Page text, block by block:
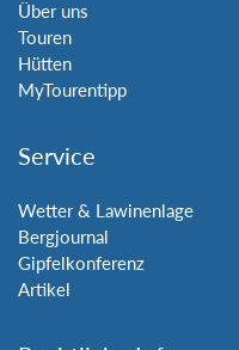
Über uns
Touren
Hütten
MyTourentipp
Service
Wetter & Lawinenlage
Bergjournal
Gipfelkonferenz
Artikel